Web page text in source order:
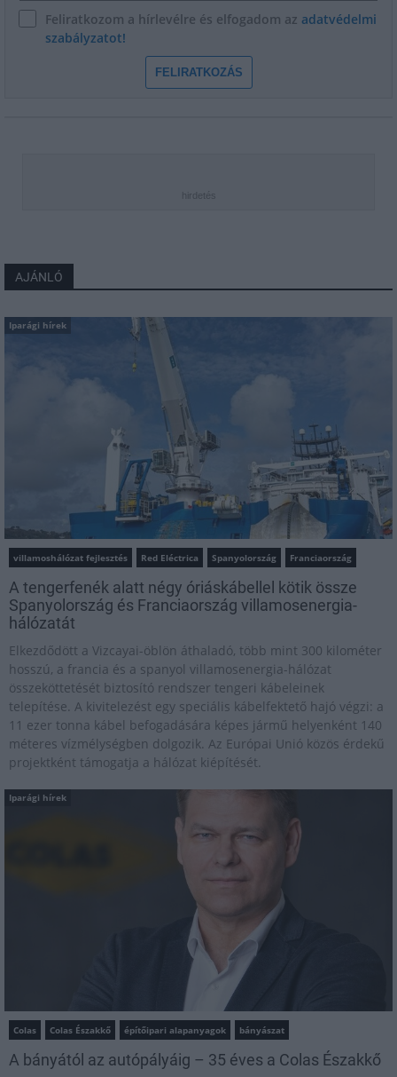
Feliratkozom a hírlevélre és elfogadom az adatvédelmi
szabályzatot!
FELIRATKOZÁS
hirdetés
AJÁNLÓ
Iparági hírek
villamoshálózat fejlesztés Red Eléctrica Spanyolország Franciaország
A tengerfenék alatt négy óriáskábellel kötik össze
Spanyolország és Franciaország villamosenergia-
hálózatát
Elkezdődött a Vizcayai-öblön áthaladó, több mint 300 kilométer
hosszú, a francia és a spanyol villamosenergia-hálózat
összeköttetését biztosító rendszer tengeri kábeleinek
telepítése. A kivitelezést egy speciális kábelfektető hajó végzi: a
11 ezer tonna kábel befogadására képes jármű helyenként 140
méteres vízmélységben dolgozik. Az Európai Unió közös érdekű
projektként támogatja a hálózat kiépítését.
Iparági hírek
Colas Colas Északkő építőipari alapanyagok bányászat
A bányától az autópályáig – 35 éves a Colas Északkő